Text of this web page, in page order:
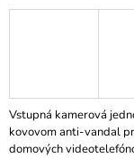
Vstupná kamerová
kovovom anti-vandal
domových
O
R
Ú
Č